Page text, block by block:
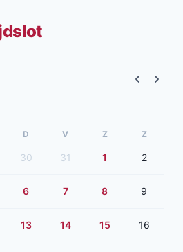
D V Z Z
30 31 1 2
6 7 8 9
13 14 15 16